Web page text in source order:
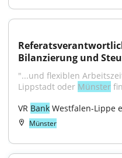
Bilanzierung und
"...und flexiblen
Lippstadt oder Münster
VR Bank Westfalen-Lippe
Münster